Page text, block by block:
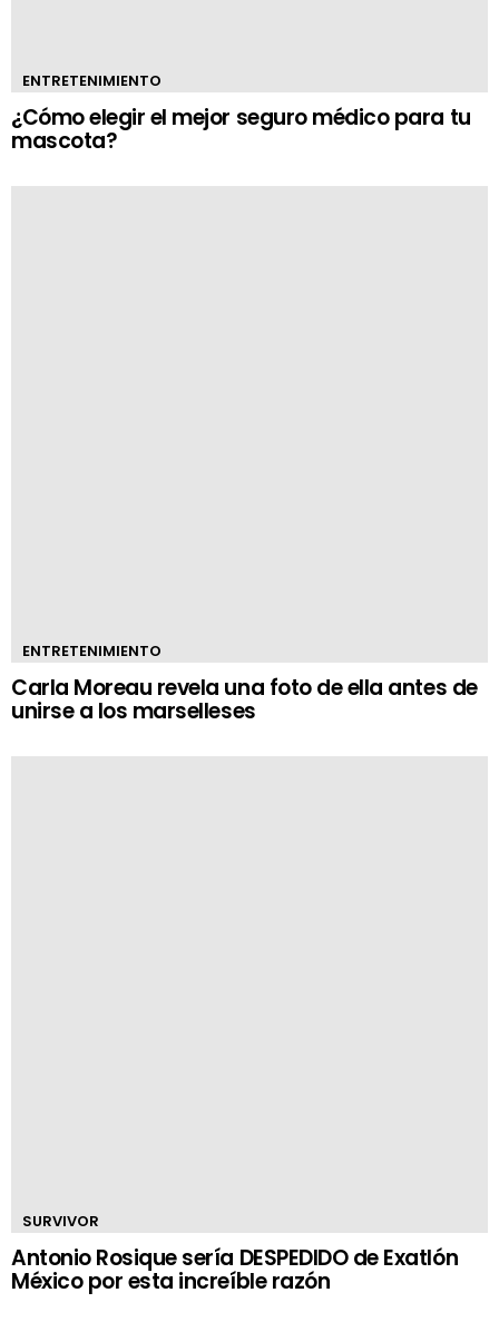
ENTRETENIMIENTO
¿Cómo elegir el mejor seguro médico para tu
mascota?
ENTRETENIMIENTO
Carla Moreau revela una foto de ella antes de
unirse a los marselleses
SURVIVOR
Antonio Rosique sería DESPEDIDO de Exatlón
México por esta increíble razón